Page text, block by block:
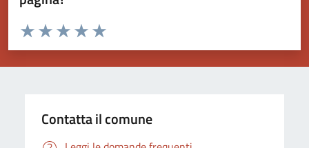
Valuta da 1 a 5 stelle la pagina
Valuta 5 stelle su 5
Valuta 4 stelle su 5
Valuta 3 stelle su 5
Valuta 2 stelle su 5
Valuta 1 stelle su 5
Contatta il comune